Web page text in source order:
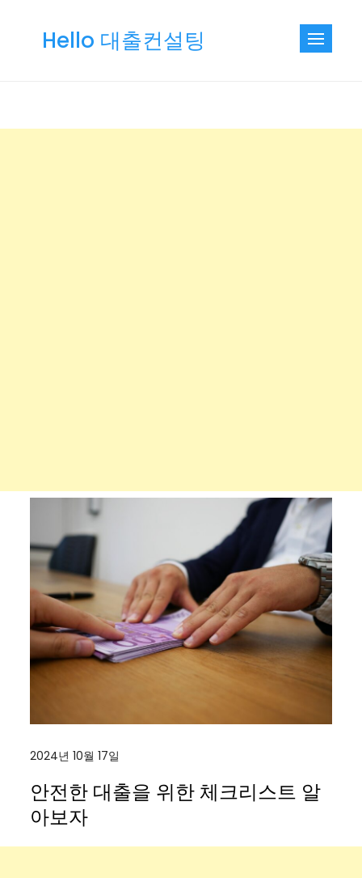
Hello 대출컨설팅
2024년 10월 17일
안전한 대출을 위한 체크리스트 알
아보자